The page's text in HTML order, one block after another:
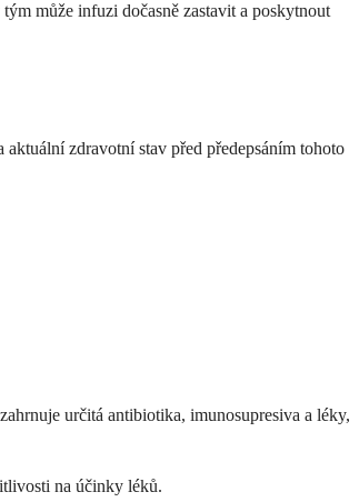
může infuzi dočasně zastavit a poskytnout
zdravotní stav před předepsáním tohoto
určitá antibiotika, imunosupresiva a léky,
na účinky léků.